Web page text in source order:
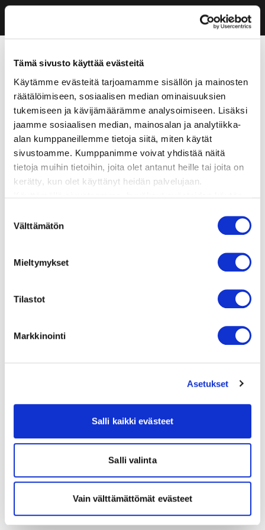
Tämä sivusto käyttää evästeitä
Käytämme evästeitä tarjoamamme sisällön ja mainosten
räätälöimiseen, sosiaalisen median ominaisuuksien
tukemiseen ja kävijämäärämme analysoimiseen. Lisäksi
jaamme sosiaalisen median, mainosalan ja analytiikka-
alan kumppaneillemme tietoja siitä, miten käytät
sivustoamme. Kumppanimme voivat yhdistää näitä
tietoja muihin tietoihin, joita olet antanut heille tai joita on
kerätty, kun olet käyttänyt heidän palvelujaan.
valinta
Välttämätön
Mieltymykset
Tilastot
Markkinointi
Asetukset
Salli kaikki evästeet
Salli valinta
Vain välttämättömät evästeet